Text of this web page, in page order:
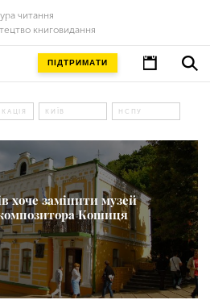
читання
книговидання
ПІДТРИМАТИ
КИЇВ НСПУ
хоче замінити музей
Кошиця